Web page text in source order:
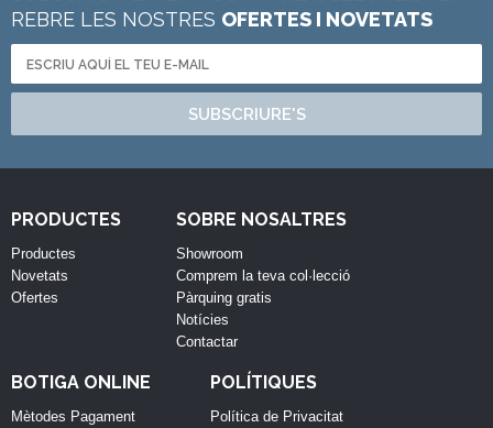
REBRE LES NOSTRES OFERTES I NOVETATS
SUBSCRIURE'S
PRODUCTES
Productes
Novetats
Ofertes
SOBRE NOSALTRES
Showroom
Comprem la teva col·lecció
Pàrquing gratis
Notícies
Contactar
BOTIGA ONLINE
Mètodes Pagament
POLÍTIQUES
Política de Privacitat